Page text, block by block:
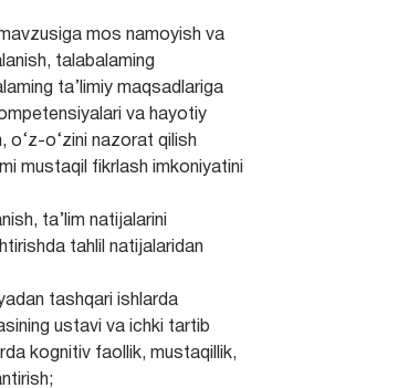
mos namoyish va
talabalaming
ta’limiy maqsadlariga
va hayotiy
o‘z-o‘zini nazorat qilish
mustaqil fikrlash imkoniyatini
ta’lim natijalarini
tahlil natijalaridan
tashqari ishlarda
ustavi va ichki tartib
kognitiv faollik, mustaqillik,